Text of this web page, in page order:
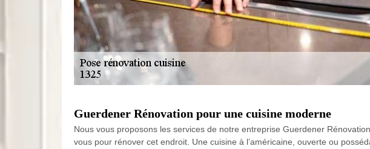
Guerdener Rénovation pour une cuisine moderne
Nous vous proposons les services de notre entreprise Guerdener
vous pour rénover cet endroit. Une cuisine à l’américaine, ouverte ou